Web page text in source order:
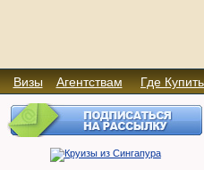
Визы Агентствам Где